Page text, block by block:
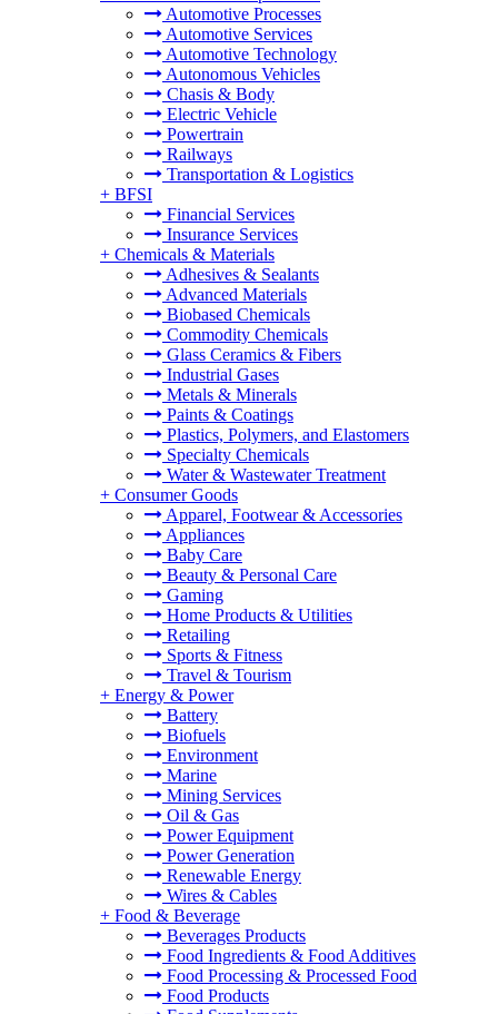
Automotive Processes
Automotive Services
Automotive Technology
Autonomous Vehicles
Chasis & Body
Electric Vehicle
Powertrain
Railways
Transportation & Logistics
+ BFSI
Financial Services
Insurance Services
+ Chemicals & Materials
Adhesives & Sealants
Advanced Materials
Biobased Chemicals
Commodity Chemicals
Glass Ceramics & Fibers
Industrial Gases
Metals & Minerals
Paints & Coatings
Plastics, Polymers, and Elastomers
Specialty Chemicals
Water & Wastewater Treatment
+ Consumer Goods
Apparel, Footwear & Accessories
Appliances
Baby Care
Beauty & Personal Care
Gaming
Home Products & Utilities
Retailing
Sports & Fitness
Travel & Tourism
+ Energy & Power
Battery
Biofuels
Environment
Marine
Mining Services
Oil & Gas
Power Equipment
Power Generation
Renewable Energy
Wires & Cables
+ Food & Beverage
Beverages Products
Food Ingredients & Food Additives
Food Processing & Processed Food
Food Products